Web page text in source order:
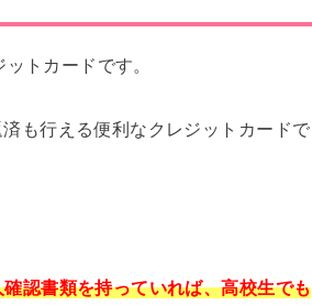
トカードです。
も行える便利なクレジットカードで
認書類を持っていれば、高校生でも